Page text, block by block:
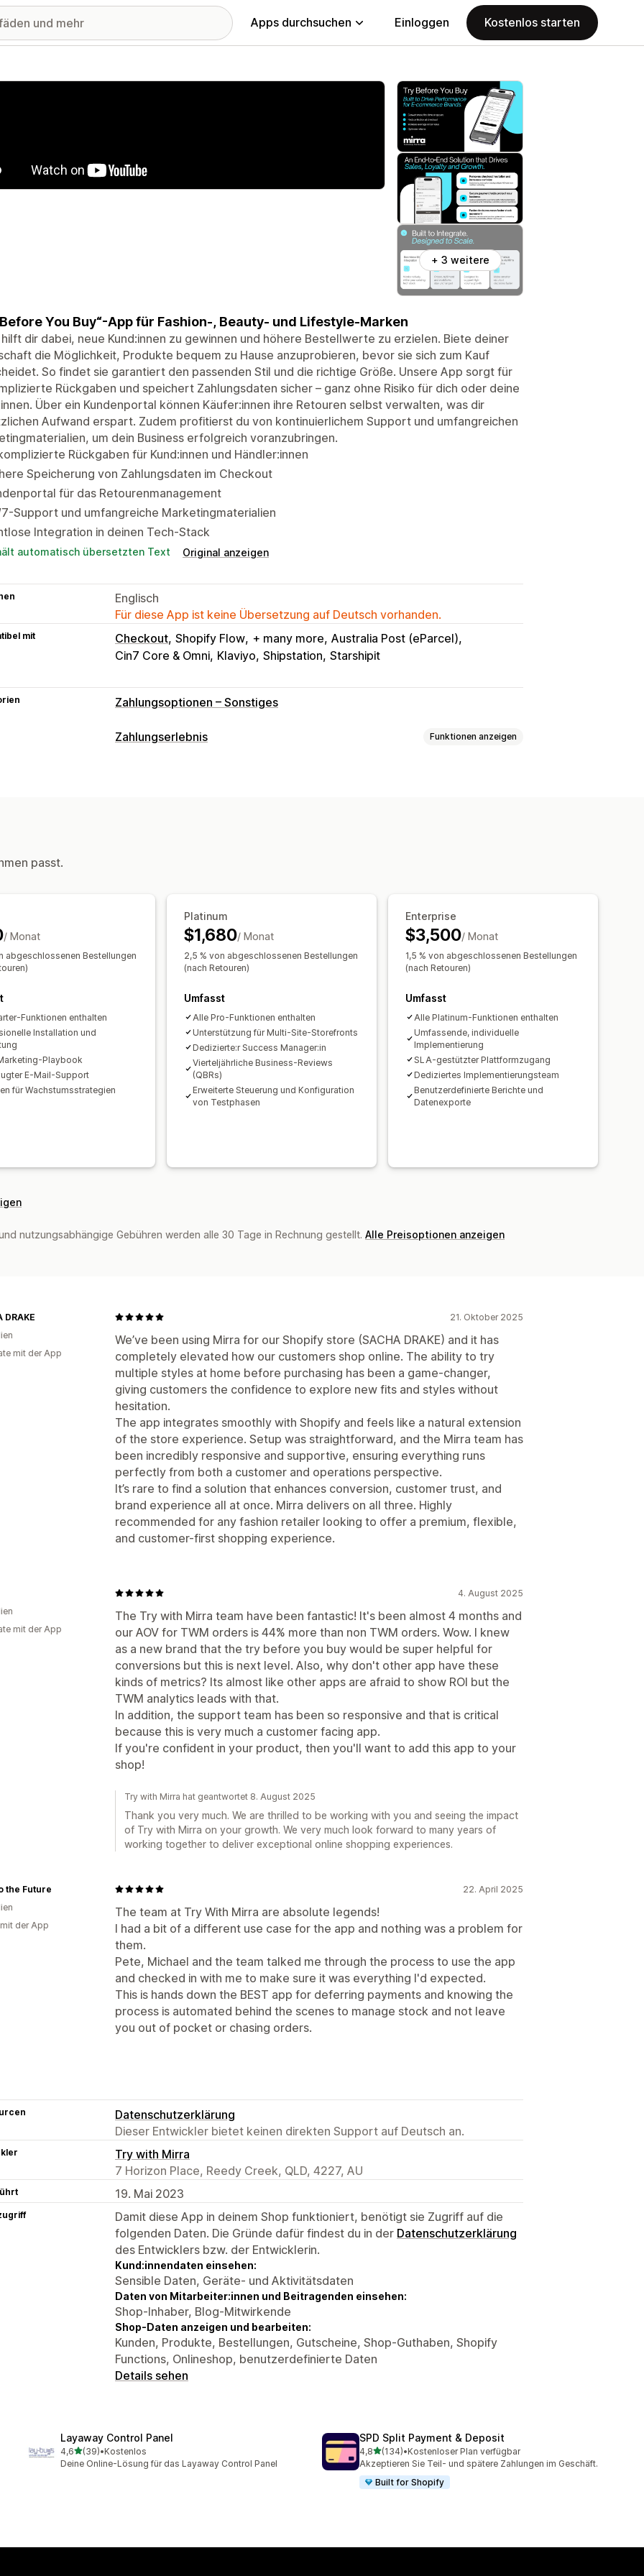
Apps durchsuchen Einloggen Kostenlos starten
Bildergalerie
+ 3 weitere
Before You Buy“-App für Fashion-, Beauty- und Lifestyle-Marken
hilft dir dabei, neue Kund:innen zu gewinnen und höhere Bestellwerte zu erzielen. Biete deiner
die Möglichkeit, Produkte bequem zu Hause anzuprobieren, bevor sie sich zum Kauf
So findet sie garantiert den passenden Stil und die richtige Größe. Unsere App sorgt für
Rückgaben und speichert Zahlungsdaten sicher – ganz ohne Risiko für dich oder deine
Über ein Kundenportal können Käufer:innen ihre Retouren selbst verwalten, was dir
Aufwand erspart. Zudem profitierst du von kontinuierlichem Support und umfangreichen
um dein Business erfolgreich voranzubringen.
Rückgaben für Kund:innen und Händler:innen
Speicherung von Zahlungsdaten im Checkout
für das Retourenmanagement
Support und umfangreiche Marketingmaterialien
Integration in deinen Tech-Stack
automatisch übersetzten Text Original anzeigen
Englisch
Für diese App ist keine Übersetzung auf Deutsch vorhanden.
mit Checkout Shopify Flow + many more Australia Post (eParcel)
Cin7 Core & Omni Klaviyo Shipstation Starshipit
Zahlungsoptionen – Sonstiges
Zahlungserlebnis Funktionen anzeigen
passt.
/ Monat
abgeschlossenen Bestellungen
Funktionen enthalten
Installation und
Playbook
E-Mail-Support
für Wachstumsstrategien
Platinum
$1,680/ Monat
2,5 % von abgeschlossenen Bestellungen
(nach Retouren)
Umfasst
Alle Pro-Funktionen enthalten
Unterstützung für Multi-Site-Storefronts
Dedizierte:r Success Manager:in
Vierteljährliche Business-Reviews
(QBRs)
Erweiterte Steuerung und Konfiguration
von Testphasen
Enterprise
$3,500/ Monat
1,5 % von abgeschlossenen Bestellungen
(nach Retouren)
Umfasst
Alle Platinum-Funktionen enthalten
Umfassende, individuelle
Implementierung
SLA-gestützter Plattformzugang
Dediziertes Implementierungsteam
Benutzerdefinierte Berichte und
Datenexporte
nutzungsabhängige Gebühren werden alle 30 Tage in Rechnung gestellt. Alle Preisoptionen anzeigen
21. Oktober 2025
We’ve been using Mirra for our Shopify store (SACHA DRAKE) and it has
completely elevated how our customers shop online. The ability to try
multiple styles at home before purchasing has been a game-changer,
giving customers the confidence to explore new fits and styles without
hesitation.
The app integrates smoothly with Shopify and feels like a natural extension
of the store experience. Setup was straightforward, and the Mirra team has
been incredibly responsive and supportive, ensuring everything runs
perfectly from both a customer and operations perspective.
It’s rare to find a solution that enhances conversion, customer trust, and
brand experience all at once. Mirra delivers on all three. Highly
recommended for any fashion retailer looking to offer a premium, flexible,
and customer-first shopping experience.
DRAKE
mit der App
4. August 2025
The Try with Mirra team have been fantastic! It's been almost 4 months and
our AOV for TWM orders is 44% more than non TWM orders. Wow. I knew
as a new brand that the try before you buy would be super helpful for
conversions but this is next level. Also, why don't other app have these
kinds of metrics? Its almost like other apps are afraid to show ROI but the
TWM analytics leads with that.
In addition, the support team has been so responsive and that is critical
because this is very much a customer facing app.
If you're confident in your product, then you'll want to add this app to your
shop!
mit der App
Try with Mirra hat geantwortet 8. August 2025
Thank you very much. We are thrilled to be working with you and seeing the impact
of Try with Mirra on your growth. We very much look forward to many years of
working together to deliver exceptional online shopping experiences.
22. April 2025
The team at Try With Mirra are absolute legends!
I had a bit of a different use case for the app and nothing was a problem for
them.
Pete, Michael and the team talked me through the process to use the app
and checked in with me to make sure it was everything I'd expected.
This is hands down the BEST app for deferring payments and knowing the
process is automated behind the scenes to manage stock and not leave
you out of pocket or chasing orders.
the Future
der App
Datenschutzerklärung
Dieser Entwickler bietet keinen direkten Support auf Deutsch an.
Try with Mirra
7 Horizon Place, Reedy Creek, QLD, 4227, AU
19. Mai 2023
Damit diese App in deinem Shop funktioniert, benötigt sie Zugriff auf die
folgenden Daten. Die Gründe dafür findest du in der Datenschutzerklärung
des Entwicklers bzw. der Entwicklerin.
Kund:innendaten einsehen:
Sensible Daten, Geräte- und Aktivitätsdaten
Daten von Mitarbeiter:innen und Beitragenden einsehen:
Shop-Inhaber, Blog-Mitwirkende
Shop-Daten anzeigen und bearbeiten:
Kunden, Produkte, Bestellungen, Gutscheine, Shop-Guthaben, Shopify
Functions, Onlineshop, benutzerdefinierte Daten
Details sehen
Layaway Control Panel
4,6von 5 Sternen
(39)
39 Rezensionen insgesamt
•Kostenlos
Deine Online-Lösung für das Layaway Control Panel
SPD Split Payment & Deposit
4,8von 5 Sternen
(134)
134 Rezensionen insgesamt
•Kostenloser Plan verfügbar
Akzeptieren Sie Teil- und spätere Zahlungen im Geschäft.
Built for Shopify